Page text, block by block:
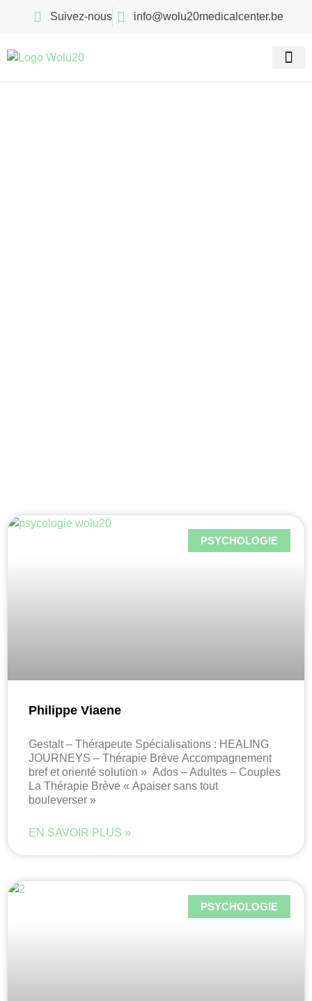
Suivez-nous info@wolu20medicalcenter.be
PSYCHOLOGIE
Philippe Viaene
Gestalt – Thérapeute Spécialisations : HEALING
JOURNEYS – Thérapie Brève Accompagnement
bref et orienté solution » Ados – Adultes – Couples
La Thérapie Brève « Apaiser sans tout
bouleverser »
EN SAVOIR PLUS »
PSYCHOLOGIE